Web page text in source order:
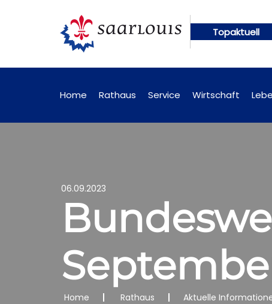
Topaktuell
künftig online abrufbar Öffentliche
Home Rathaus Service Wirtschaft
06.09.2023
Home Rathaus Aktuelle